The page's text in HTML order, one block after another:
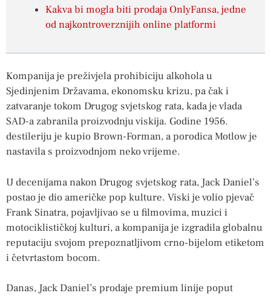
Kakva bi mogla biti prodaja OnlyFansa, jedne
od najkontroverznijih online platformi
Kompanija je preživjela prohibiciju alkohola u
Sjedinjenim Državama, ekonomsku krizu, pa čak i
zatvaranje tokom Drugog svjetskog rata, kada je vlada
SAD-a zabranila proizvodnju viskija. Godine 1956.
destileriju je kupio Brown-Forman, a porodica Motlow je
nastavila s proizvodnjom neko vrijeme.
U decenijama nakon Drugog svjetskog rata, Jack Daniel’s
postao je dio američke pop kulture. Viski je volio pjevač
Frank Sinatra, pojavljivao se u filmovima, muzici i
motociklističkoj kulturi, a kompanija je izgradila globalnu
reputaciju svojom prepoznatljivom crno-bijelom etiketom
i četvrtastom bocom.
Danas, Jack Daniel’s prodaje premium linije poput